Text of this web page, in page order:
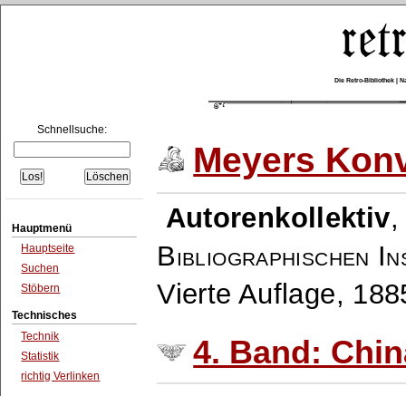
Die Retro-Bibliothek |
Schnellsuche:
Hauptmenü
Hauptseite
Suchen
Stöbern
Technisches
Technik
Statistik
richtig Verlinken
Meyers
Autorenkollektiv
Bibliographischen
Vierte Auflage,
4. Band: